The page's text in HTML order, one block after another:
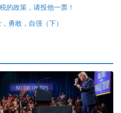
的政策，请投他一票！
勇敢，自强（下）